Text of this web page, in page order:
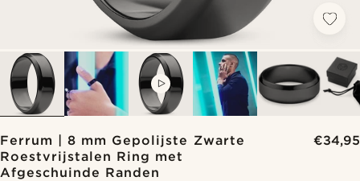
VIDEO
Ferrum | 8 mm Gepolijste Zwarte
Roestvrijstalen Ring met
Afgeschuinde Randen
€34,95